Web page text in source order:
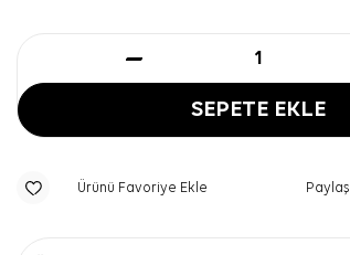
SEPETE EKLE
Ürünü Favoriye Ekle Paylaş